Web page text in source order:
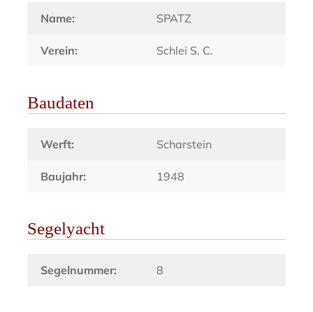
Name: SPATZ
Verein: Schlei S. C.
Baudaten
Werft: Scharstein
Baujahr: 1948
Segelyacht
Segelnummer: 8